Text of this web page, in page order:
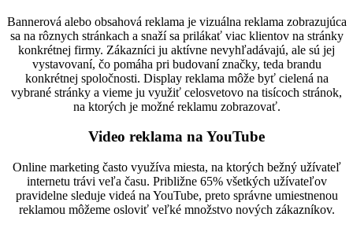
Bannerová alebo obsahová reklama je vizuálna reklama zobrazujúca
sa na rôznych stránkach a snaží sa prilákať viac klientov na stránky
konkrétnej firmy. Zákazníci ju aktívne nevyhľadávajú, ale sú jej
vystavovaní, čo pomáha pri budovaní značky, teda brandu
konkrétnej spoločnosti. Display reklama môže byť cielená na
vybrané stránky a vieme ju využiť celosvetovo na tisícoch stránok,
na ktorých je možné reklamu zobrazovať.
Video reklama na YouTube
Online marketing často využíva miesta, na ktorých bežný užívateľ
internetu trávi veľa času. Približne 65% všetkých užívateľov
pravidelne sleduje videá na YouTube, preto správne umiestnenou
reklamou môžeme osloviť veľké množstvo nových zákazníkov.